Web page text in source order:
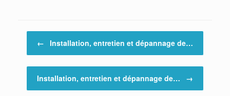
← Installation, entretien et dépannage de…
Installation, entretien et dépannage de… →